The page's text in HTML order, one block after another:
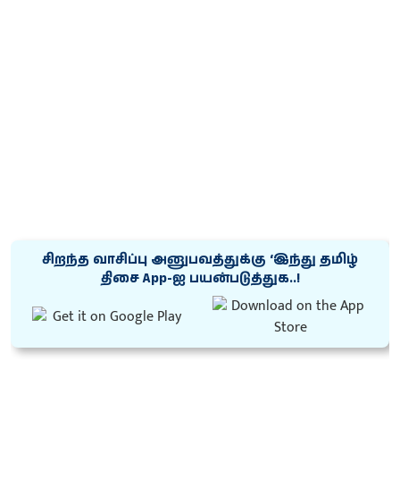
சிறந்த வாசிப்பு அனுபவத்துக்கு ‘இந்து தமிழ்
திசை App-ஐ பயன்படுத்துக..!